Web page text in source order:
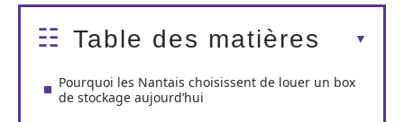
Table des matières
Pourquoi les Nantais choisissent de louer un box
de stockage aujourd’hui